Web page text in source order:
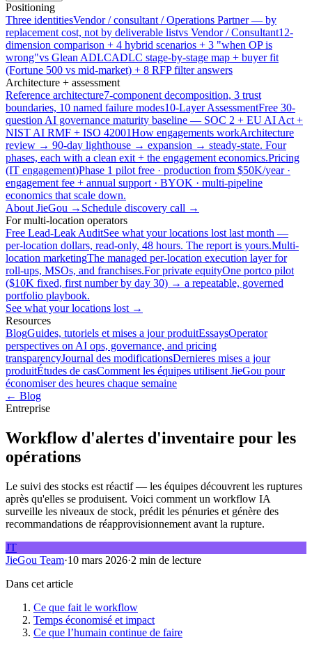
Positioning
Three identitiesVendor / consultant / Operations Partner — by
replacement cost, not by deliverable listvs Vendor / Consultant12-
dimension comparison + 4 hybrid scenarios + 3 "when OP is
wrong"vs Glean ADLCADLC stage-by-stage map + buyer fit
(Fortune 500 vs mid-market) + 8 RFP filter answers
Architecture + assessment
Reference architecture7-component decomposition, 3 trust
boundaries, 10 named failure modes10-Layer AssessmentFree 30-
question AI governance maturity baseline — SOC 2 + EU AI Act +
NIST AI RMF + ISO 42001How engagements workArchitecture
review → 90-day lighthouse → expansion → steady-state. Four
phases, each with a clean exit + the engagement economics.Pricing
(IT engagement)Phase 1 pilot free · production from $50K/year ·
engagement fee + annual support · BYOK · multi-pipeline
economics that scale down.
About JieGou → Schedule discovery call →
For multi-location operators
Free Lead-Leak AuditSee what your locations lost last month —
per-location dollars, read-only, 48 hours. The report is yours.Multi-
location marketingThe managed per-location execution layer for
roll-ups, MSOs, and franchises.For private equityOne portco pilot
($10K fixed, first number by day 30) → a repeatable, governed
portfolio playbook.
See what your locations lost →
Resources
BlogGuides, tutoriels et mises a jour produitEssaysOperator
perspectives on AI ops, governance, and pricing
transparencyJournal des modificationsDernieres mises a jour
produitÉtudes de casComment les équipes utilisent JieGou pour
économiser des heures chaque semaine
← Blog
Entreprise
Workflow d'alertes d'inventaire pour les
opérations
Le suivi des stocks est réactif — les équipes découvrent les ruptures
après qu'elles se produisent. Voici comment un workflow IA
surveille les niveaux de stock, prédit les pénuries et génère des
recommandations de réapprovisionnement avant la rupture.
JT
JieGou Team·10 mars 2026·2 min de lecture
Dans cet article
Ce que fait le workflow
Temps économisé et impact
Ce que l’humain continue de faire